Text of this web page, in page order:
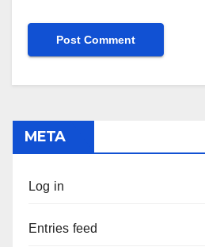
META
Log in
Entries feed